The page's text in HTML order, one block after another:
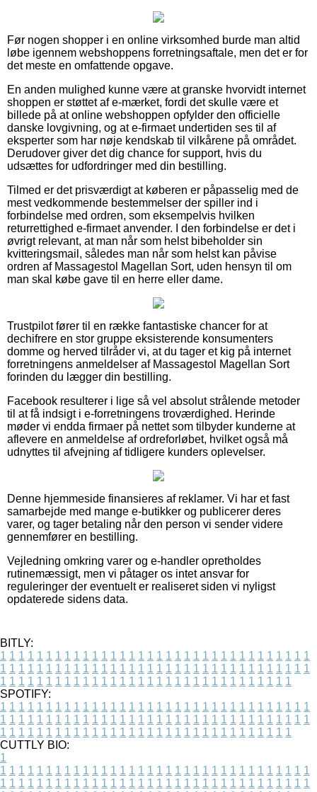
Før nogen shopper i en online virksomhed burde man altid
løbe igennem webshoppens forretningsaftale, men det er for
det meste en omfattende opgave.
En anden mulighed kunne være at granske hvorvidt internet
shoppen er støttet af e-mærket, fordi det skulle være et
billede på at online webshoppen opfylder den officielle
danske lovgivning, og at e-firmaet undertiden ses til af
eksperter som har nøje kendskab til vilkårene på området.
Derudover giver det dig chance for support, hvis du
udsættes for udfordringer med din bestilling.
Tilmed er det prisværdigt at køberen er påpasselig med de
mest vedkommende bestemmelser der spiller ind i
forbindelse med ordren, som eksempelvis hvilken
returrettighed e-firmaet anvender. I den forbindelse er det i
øvrigt relevant, at man når som helst bibeholder sin
kvitteringsmail, således man når som helst kan påvise
ordren af Massagestol Magellan Sort, uden hensyn til om
man skal købe gave til en herre eller dame.
Trustpilot fører til en række fantastiske chancer for at
dechifrere en stor gruppe eksisterende konsumenters
domme og herved tilråder vi, at du tager et kig på internet
forretningens anmeldelser af Massagestol Magellan Sort
forinden du lægger din bestilling.
Facebook resulterer i lige så vel absolut strålende metoder
til at få indsigt i e-forretningens troværdighed. Herinde
møder vi endda firmaer på nettet som tilbyder kunderne at
aflevere en anmeldelse af ordreforløbet, hvilket også må
udnyttes til afvejning af tidligere kunders oplevelser.
Denne hjemmeside finansieres af reklamer. Vi har et fast
samarbejde med mange e-butikker og publicerer deres
varer, og tager betaling når den person vi sender videre
gennemfører en bestilling.
Vejledning omkring varer og e-handler opretholdes
rutinemæssigt, men vi påtager os intet ansvar for
reguleringer der eventuelt er realiseret siden vi nyligst
opdaterede sidens data.
BITLY:
1 1 1 1 1 1 1 1 1 1 1 1 1 1 1 1 1 1 1 1 1 1 1 1 1 1 1 1 1 1 1 1 1 1
1 1 1 1 1 1 1 1 1 1 1 1 1 1 1 1 1 1 1 1 1 1 1 1 1 1 1 1 1 1 1 1 1 1
1 1 1 1 1 1 1 1 1 1 1 1 1 1 1 1 1 1 1 1 1 1 1 1 1 1 1 1 1 1 1 1
SPOTIFY:
1 1 1 1 1 1 1 1 1 1 1 1 1 1 1 1 1 1 1 1 1 1 1 1 1 1 1 1 1 1 1 1 1 1
1 1 1 1 1 1 1 1 1 1 1 1 1 1 1 1 1 1 1 1 1 1 1 1 1 1 1 1 1 1 1 1 1 1
1 1 1 1 1 1 1 1 1 1 1 1 1 1 1 1 1 1 1 1 1 1 1 1 1 1 1 1 1 1 1 1
CUTTLY BIO:
1
1 1 1 1 1 1 1 1 1 1 1 1 1 1 1 1 1 1 1 1 1 1 1 1 1 1 1 1 1 1 1 1 1 1
1 1 1 1 1 1 1 1 1 1 1 1 1 1 1 1 1 1 1 1 1 1 1 1 1 1 1 1 1 1 1 1 1 1